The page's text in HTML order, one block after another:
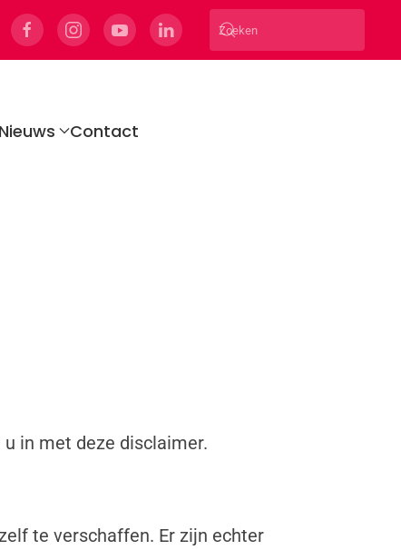
Nieuws Contact
in met deze disclaimer.
te verschaffen. Er zijn echter